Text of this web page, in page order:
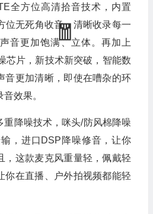
全方位高清拾音技术，内置
位无死角收音，清晰收录每一
音更加饱满、立体。再加上
芯片，新技术新突破，智能数
音更加清晰，即使在嘈杂的环
效果。
重降噪技术，咪头/防风棉降噪
，进口DSP降噪修音，让你
，这款麦克风重量轻，佩戴轻
你在直播、户外拍视频都能轻